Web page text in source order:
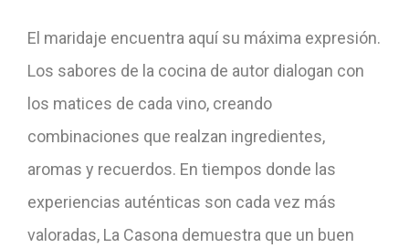
El maridaje encuentra aquí su máxima expresión.
Los sabores de la cocina de autor dialogan con
los matices de cada vino, creando
combinaciones que realzan ingredientes,
aromas y recuerdos. En tiempos donde las
experiencias auténticas son cada vez más
valoradas, La Casona demuestra que un buen